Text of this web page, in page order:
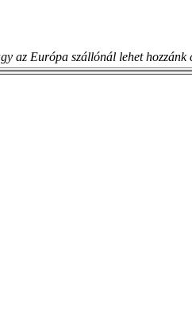
az Európa szállónál lehet hozzánk